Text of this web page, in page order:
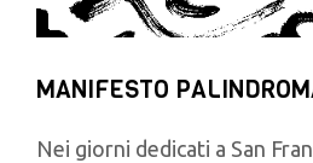
MANIFESTO
Nei giorni dedicati a San